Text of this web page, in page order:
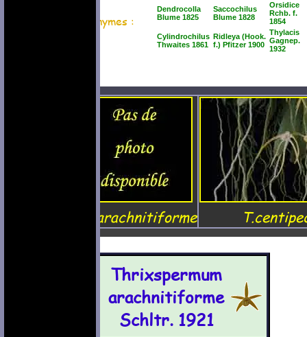
Synonymes :
Dendrocolla
Blume 1825
Saccochilus
Blume 1828
Orsidice
Rchb. f.
1854
Cylindrochilus
Thwaites 1861
Ridleya (Hook.
f.) Pfitzer 1900
Thylacis
Gagnep.
1932
T.arachnitiforme
Thrixspermum
arachnitiforme
Schltr. 1921